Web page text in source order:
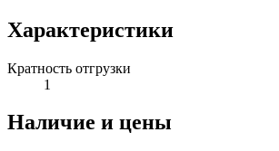
Характеристики
Кратность отгрузки
1
Наличие и цены